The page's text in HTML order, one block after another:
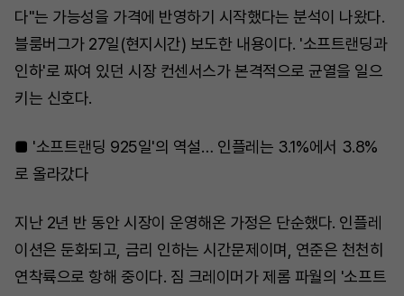
다"는 가능성을 가격에 반영하기 시작했다는 분석이 나왔다.
블룸버그가 27일(현지시간) 보도한 내용이다. '소프트랜딩과
인하'로 짜여 있던 시장 컨센서스가 본격적으로 균열을 일으
키는 신호다.
■ '소프트랜딩 925일'의 역설… 인플레는 3.1%에서 3.8%
로 올라갔다
지난 2년 반 동안 시장이 운영해온 가정은 단순했다. 인플레
이션은 둔화되고, 금리 인하는 시간문제이며, 연준은 천천히
연착륙으로 항해 중이다. 짐 크레이머가 제롬 파월의 '소프트